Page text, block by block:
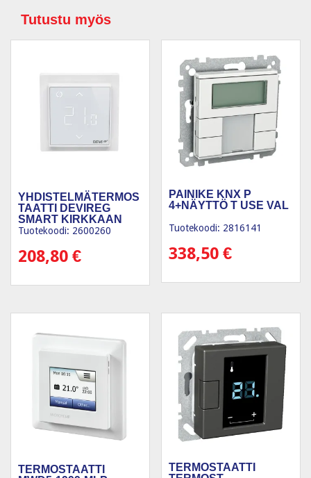
Tutustu myös
YHDISTELMÄTERMOS
TAATTI DEVIREG
SMART KIRKKAAN
VALK.
Tuotekoodi: 2600260
208,80 €
PAINIKE KNX P
4+NÄYTTÖ T USE VAL
Tuotekoodi: 2816141
338,50€
TERMOSTAATTI
TERMOSTAATTI